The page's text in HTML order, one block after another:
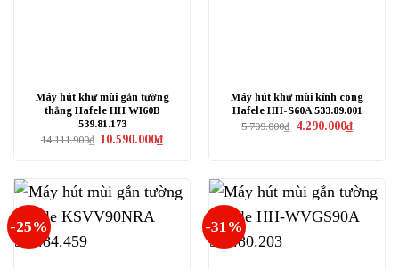
Máy hút khử mùi gắn tường
thẳng Hafele HH WI60B
539.81.173
14.111.900₫ Giá
10.590.000₫Giá
hiện
10.590.000₫.
Máy hút khử mùi kính cong
Hafele HH-S60A 533.89.001
5.709.000₫ Giá
4.290.000₫Giá
hiện
-25% -31%